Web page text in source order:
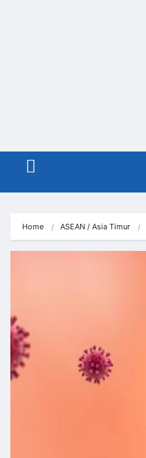
Menu
Home ASEAN / Asia Timur